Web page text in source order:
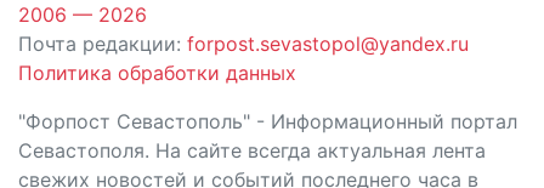
2006 — 2026
Почта редакции: forpost.sevastopol@yandex.ru
Политика обработки данных
"Форпост Севастополь" - Информационный портал
Севастополя. На сайте всегда актуальная лента
свежих новостей и событий последнего часа в